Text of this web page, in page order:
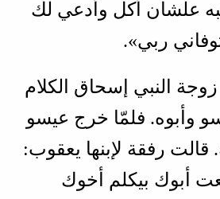
علشان أكل وأدعي لك
ربي».
النبي إسحاق الكلام
وأبوه. فلمّا خرج عيسو
قالت رفقة لإبنها يعقوب:
أبوك بيكلم أخوك